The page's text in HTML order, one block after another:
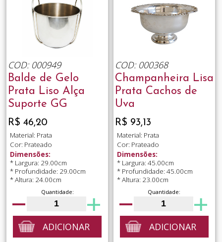
COD: 000949
Balde de Gelo
Prata Liso Alça
Suporte GG
R$ 46,20
Material: Prata
Cor: Prateado
Dimensões:
* Largura: 29.00cm
* Profundidade: 29.00cm
* Altura: 24.00cm
Quantidade:
ADICIONAR
COD: 000368
Champanheira Lisa
Prata Cachos de
Uva
R$ 93,13
Material: Prata
Cor: Prateado
Dimensões:
* Largura: 45.00cm
* Profundidade: 45.00cm
* Altura: 23.00cm
Quantidade:
ADICIONAR